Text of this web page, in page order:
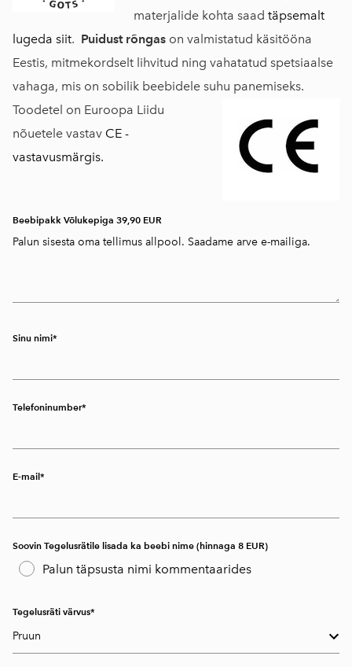
materjalide kohta saadtäpsemalt
lugeda siit. Puidust rõngas on valmistatud käsitööna
Eestis, mitmekordselt lihvitud ning vahatatud spetsiaalse
vahaga, mis on sobilik beebidele suhu panemiseks.
Toodetel on Euroopa Liidu
nõuetele vastav CE -
vastavusmärgis.
Beebipakk Võlukepiga 39,90 EUR
Sinu nimi
Telefoninumber
E-mail
Soovin Tegelusrätile lisada ka beebi nime (hinnaga 8 EUR)
Palun täpsusta nimi kommentaarides
Tegelusräti värvus